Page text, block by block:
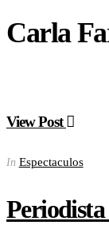
Carla
View Post
In Espectaculos